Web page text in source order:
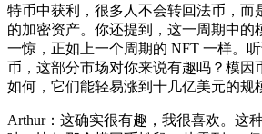
特币中获利，很多人不会转回法币，而
的加密资产。你还提到，这一周期中的
一惊，正如上一个周期的 NFT 一样。
币，这部分市场对你来说有趣吗？模因
如何，它们能轻易涨到十几亿美元的规
Arthur：这确实很有趣，我很喜欢。这